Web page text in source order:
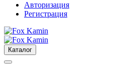
Авторизация
Регистрация
Каталог